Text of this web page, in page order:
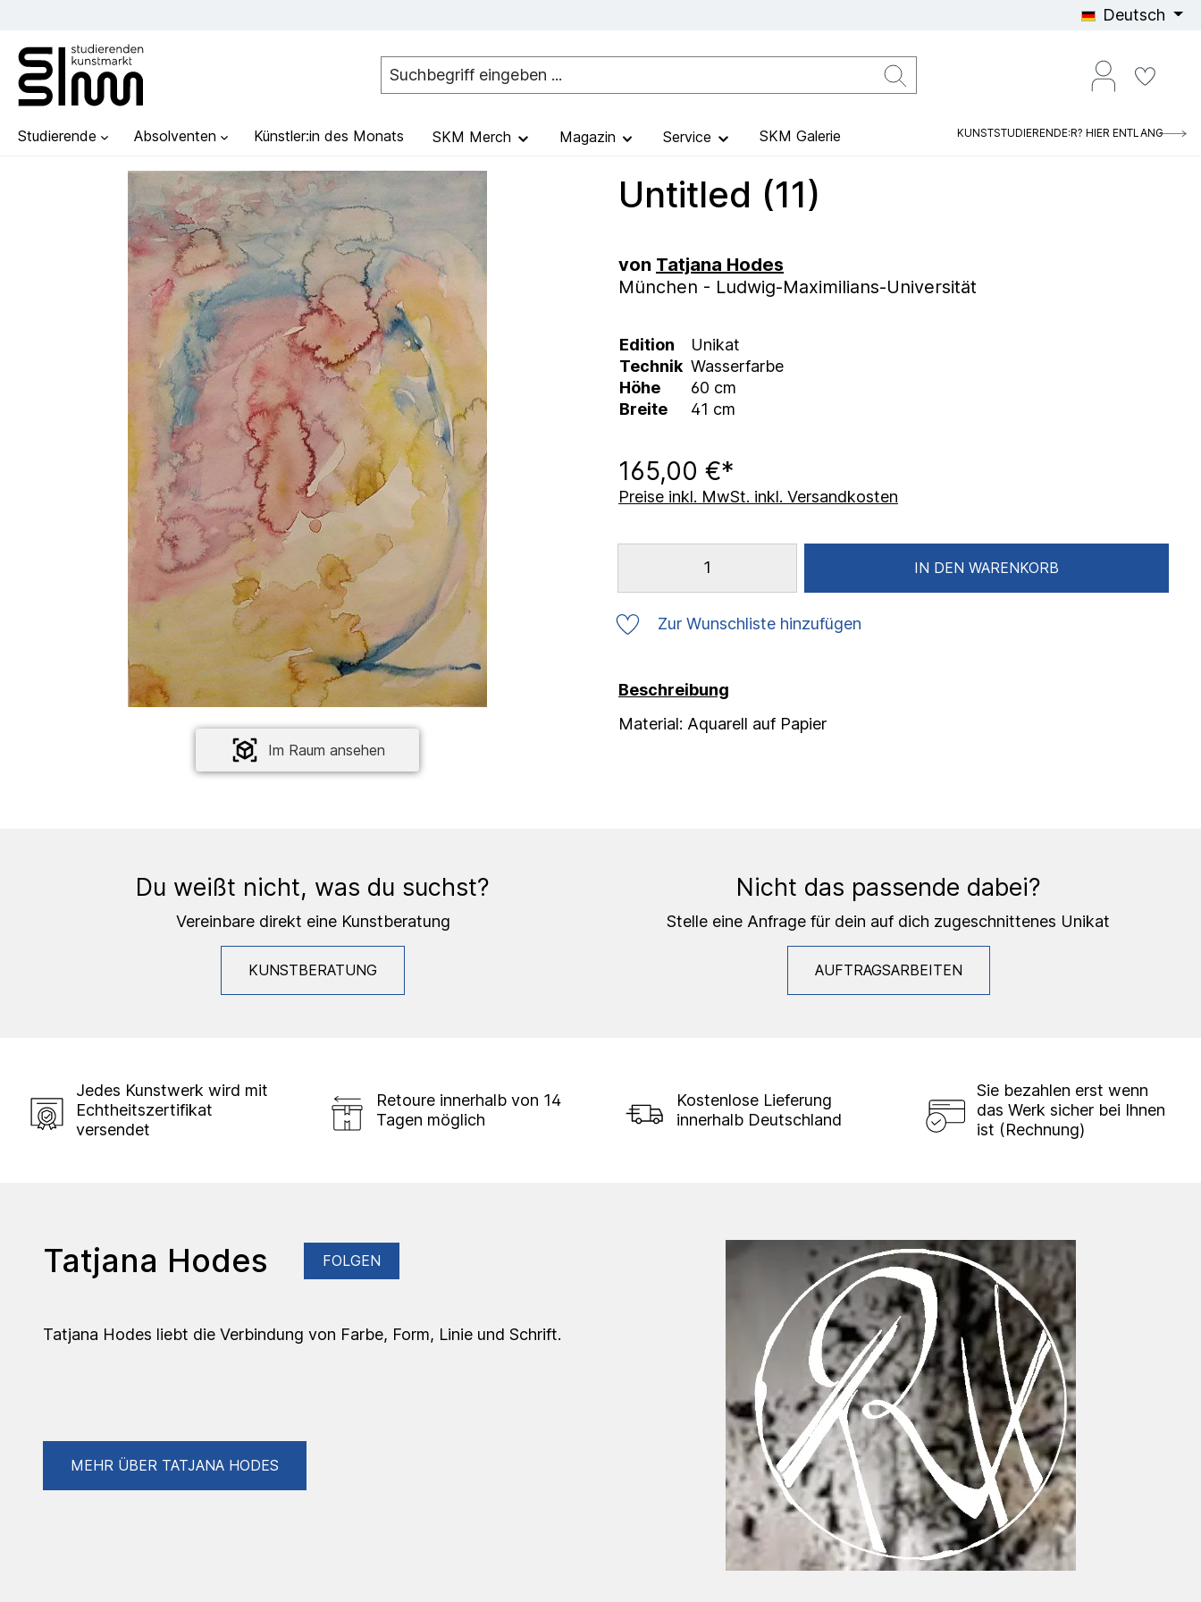
Deutsch
Studierende Absolventen Künstler:in des Monats SKM Merch Magazin Service SKM Galerie KUNSTSTUDIERENDE:R? HIER ENTLANG
Im Raum ansehen
Untitled (11)
von Tatjana Hodes
München - Ludwig-Maximilians-Universität
Edition
Unikat
Technik Wasserfarbe
Höhe
60 cm
Breite
41 cm
165,00 €*
Preise inkl. MwSt. inkl. Versandkosten
IN DEN WARENKORB
Zur Wunschliste hinzufügen
Beschreibung
Material: Aquarell auf Papier
Du weißt nicht, was du suchst?
Vereinbare direkt eine Kunstberatung
KUNSTBERATUNG
Nicht das passende dabei?
Stelle eine Anfrage für dein auf dich zugeschnittenes Unikat
AUFTRAGSARBEITEN
Jedes Kunstwerk wird mit
Echtheitszertifikat
versendet
Retoure innerhalb von 14
Tagen möglich
Kostenlose Lieferung
innerhalb Deutschland
Sie bezahlen erst wenn
das Werk sicher bei Ihnen
ist (Rechnung)
Tatjana Hodes FOLGEN
Tatjana Hodes liebt die Verbindung von Farbe, Form, Linie und Schrift.
MEHR ÜBER TATJANA HODES